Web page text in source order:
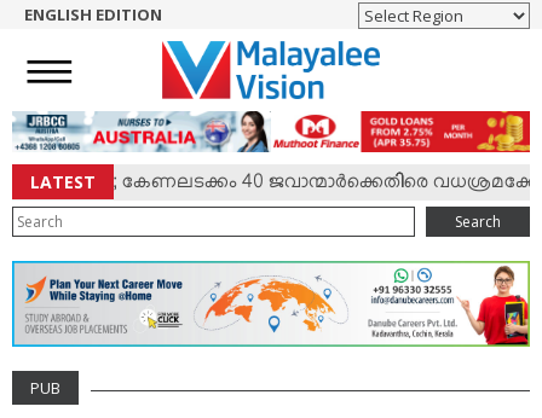
NEWS
ENGLISH
NRI
ENTERTAINMENT
MV SPECIAL
SPORTS
LIFESTYLE
TECH & AUTO
SOCIAL SPHERE
ENGLISH EDITION
LATESTകേണലടക്കം 40 ജവാന്മാര്‍ക്കെതിരെ
Search
PUB